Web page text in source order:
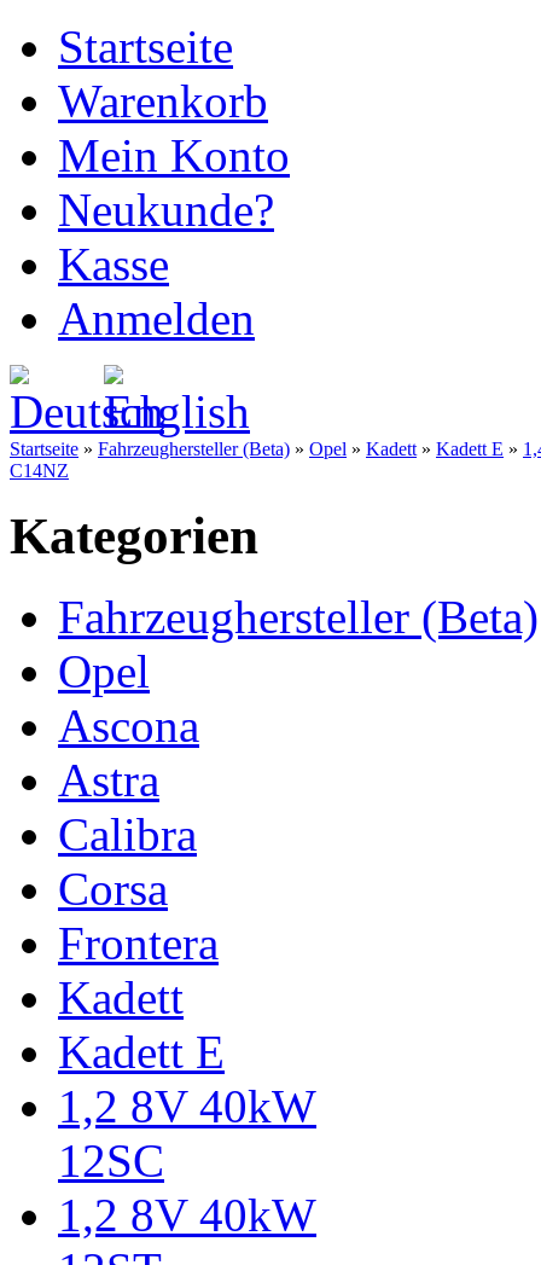
Startseite
Warenkorb
Mein Konto
Neukunde?
Kasse
Anmelden
Startseite » Fahrzeughersteller (Beta) » Opel » Kadett » Kadett E »
C14NZ
Kategorien
Fahrzeughersteller (Beta)
Opel
Ascona
Astra
Calibra
Corsa
Frontera
Kadett
Kadett E
1,2 8V 40kW
12SC
1,2 8V 40kW